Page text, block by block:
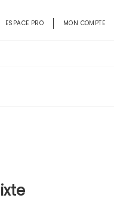
ESPACE PRO MON COMPTE